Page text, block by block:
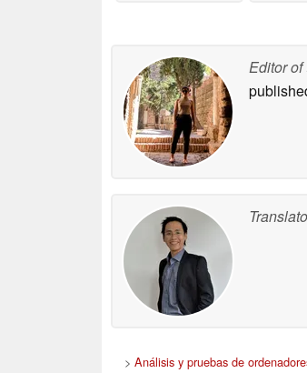
Editor of
> Análisis y pruebas de